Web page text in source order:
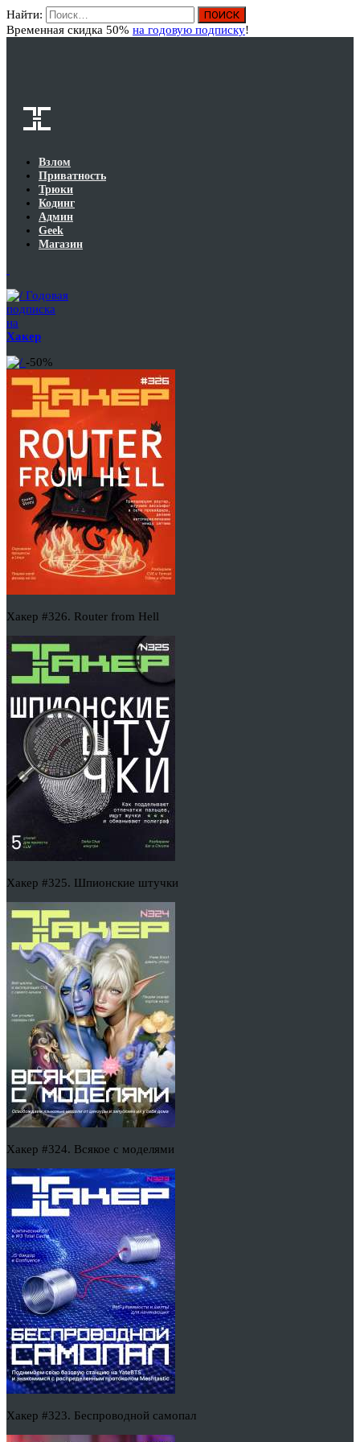
Найти:
Временная скидка 50% на годовую подписку!
Взлом
Приватность
Трюки
Кодинг
Админ
Geek
Магазин
Годовая
подписка
на
Хакер
-50%
Хакер #326. Router from Hell
Хакер #325. Шпионские штучки
Хакер #324. Всякое с моделями
Хакер #323. Беспроводной самопал